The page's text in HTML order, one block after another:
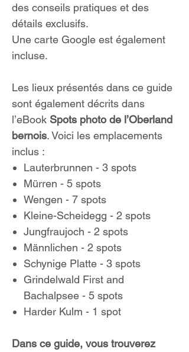
des conseils pratiques et des
détails exclusifs.
Une carte Google est également
incluse.
Les lieux présentés dans ce guide
sont également décrits dans
l’eBook Spots photo de l’Oberland
bernois. Voici les emplacements
inclus :
Lauterbrunnen - 3 spots
Mürren - 5 spots
Wengen - 7 spots
Kleine-Scheidegg - 2 spots
Jungfraujoch - 2 spots
Männlichen - 2 spots
Schynige Platte - 3 spots
Grindelwald First and
Bachalpsee - 5 spots
Harder Kulm - 1 spot
Dans ce guide, vous trouverez